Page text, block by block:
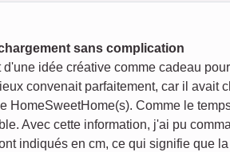
sans complication
idée créative comme cadeau
convenait parfaitement, car il
HomeSweetHome(s). Comme le
Avec cette information, j'ai pu
indiqués en cm, ce qui signifie que